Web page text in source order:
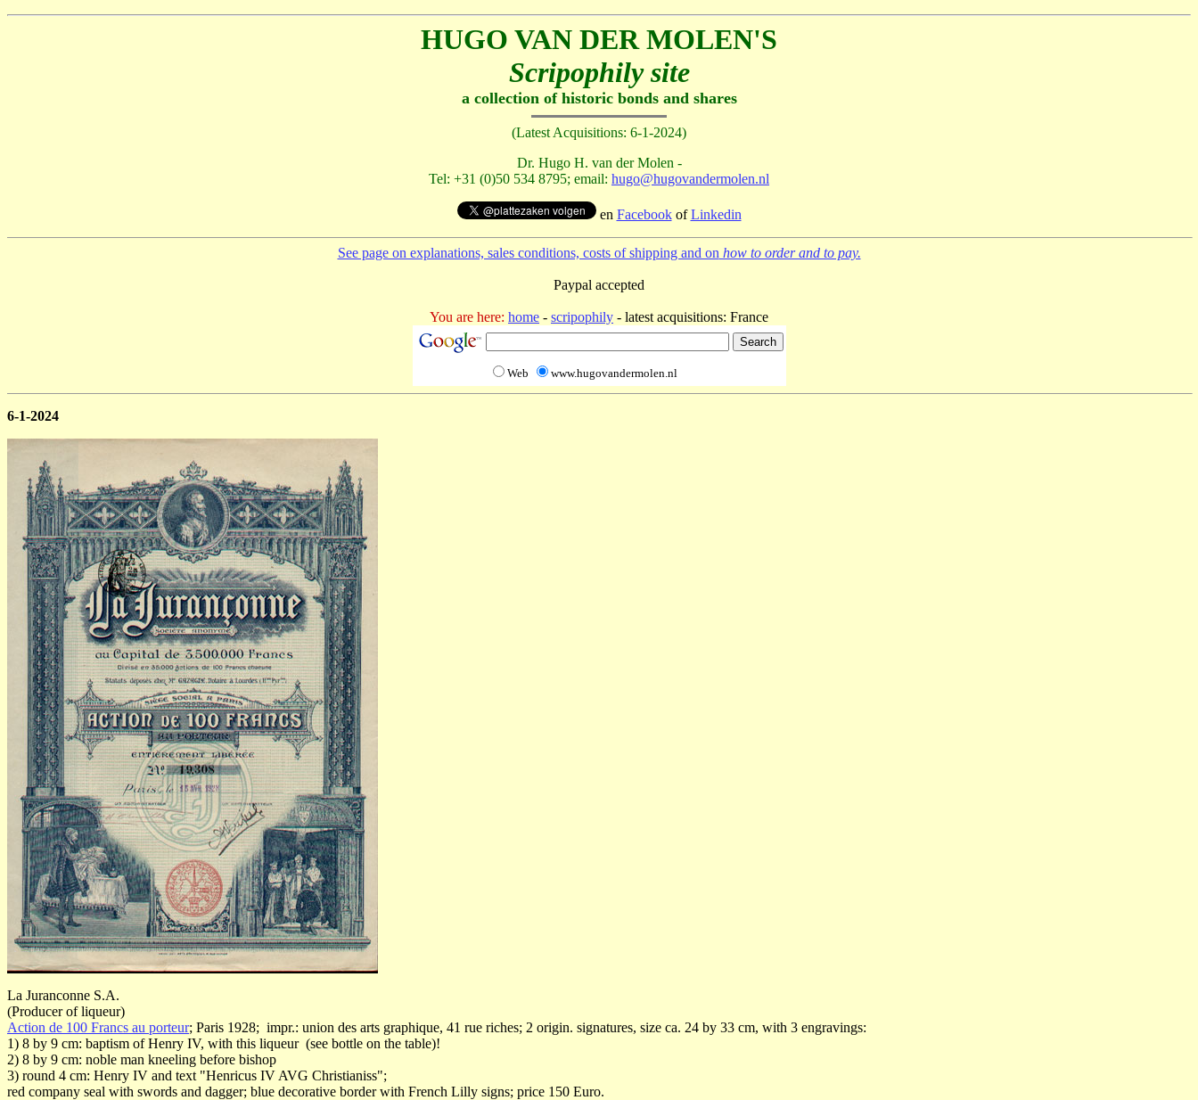
HUGO VAN DER MOLEN'S
Scripophily site
a collection of historic bonds and shares
(Latest Acquisitions: 6-1-2024)
Dr. Hugo H. van der Molen -
Tel: +31 (0)50 534 8795; email: hugo@hugovandermolen.nl
en FacebookofLinkedin
See page on explanations, sales conditions, costs of shipping and on how to order and to pay.
Paypal accepted
You are here: home - scripophily - latest acquisitions: France
Web www.hugovandermolen.nl
6-1-2024
La Juranconne S.A.
(Producer of liqueur)
Action de 100 Francs au porteur; Paris 1928; impr.: union des arts graphique, 41 rue riches; 2 origin. signatures, size ca. 24 by 33 cm, with 3 engravings:
1) 8 by 9 cm: baptism of Henry IV, with this liqueur (see bottle on the table)!
2) 8 by 9 cm: noble man kneeling before bishop
3) round 4 cm: Henry IV and text "Henricus IV AVG Christianiss";
red company seal with swords and dagger; blue decorative border with French Lilly signs; price 150 Euro.